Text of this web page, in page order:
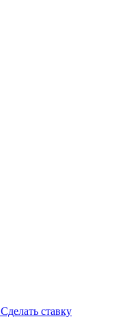
Сделать ставку